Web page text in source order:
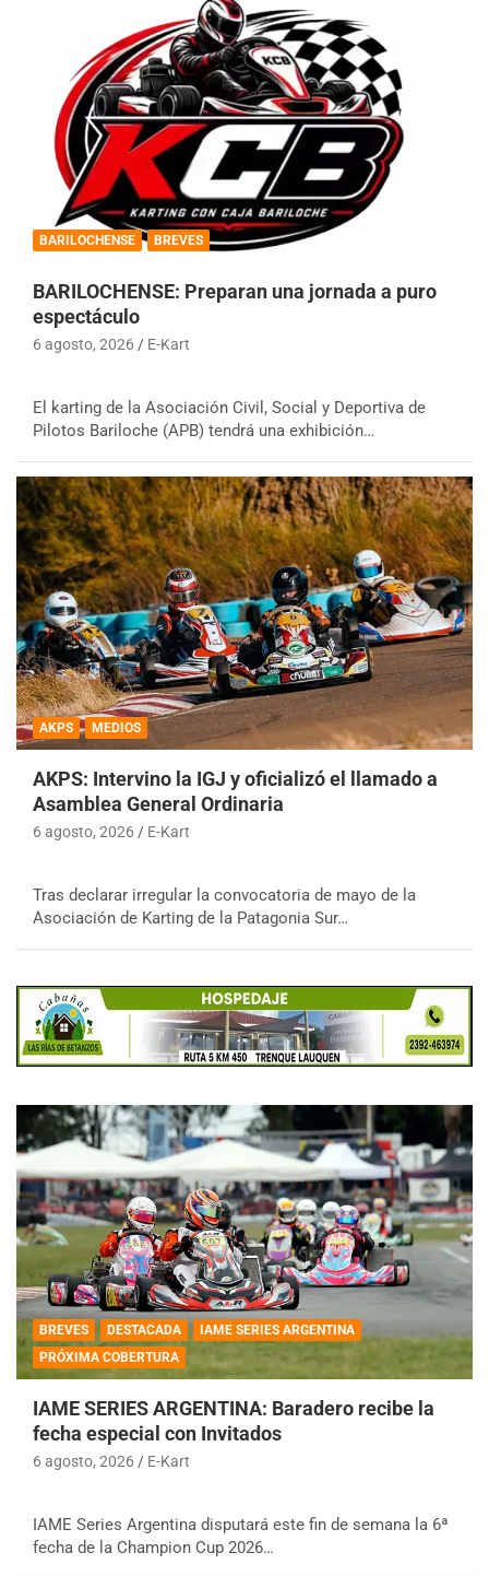
BARILOCHENSE BREVES
BARILOCHENSE: Preparan una jornada a puro
espectáculo
6 agosto, 2026 E-Kart
El karting de la Asociación Civil, Social y Deportiva de
Pilotos Bariloche (APB) tendrá una exhibición…
AKPS MEDIOS
AKPS: Intervino la IGJ y oficializó el llamado a
Asamblea General Ordinaria
6 agosto, 2026 E-Kart
Tras declarar irregular la convocatoria de mayo de la
Asociación de Karting de la Patagonia Sur…
BREVES DESTACADA
IAME SERIES ARGENTINA
PRÓXIMA COBERTURA
IAME SERIES ARGENTINA: Baradero recibe la
fecha especial con Invitados
6 agosto, 2026 E-Kart
IAME Series Argentina disputará este fin de semana la 6ª
fecha de la Champion Cup 2026…